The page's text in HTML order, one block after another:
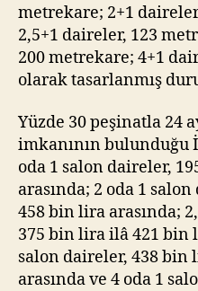
metrekare; 2+1
2,5+1 daireler, 123
200 metrekare; 4+1
olarak tasarlanmış
Yüzde 30 peşinatla 24
imkanının bulunduğu
oda 1 salon daireler,
arasında; 2 oda 1
458 bin lira arasında;
375 bin lira ilâ 421 bin
salon daireler, 438
arasında ve 4 oda 1